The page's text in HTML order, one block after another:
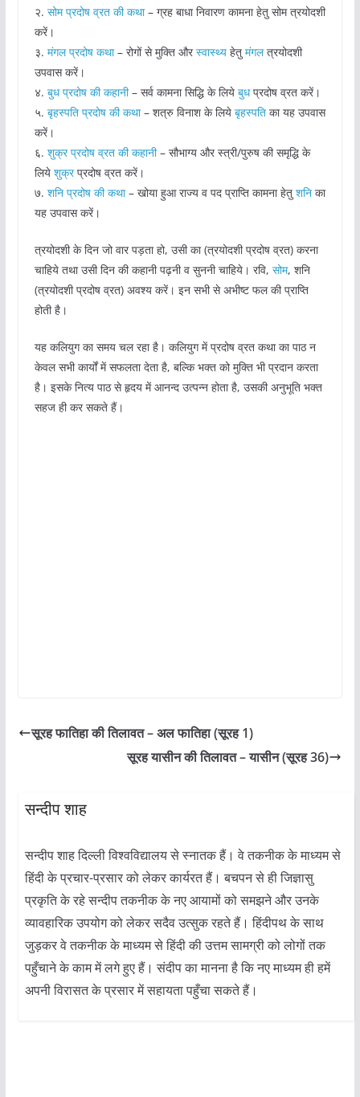
२. सोम प्रदोष व्रत की कथा– ग्रह बाधा निवारण कामना हेतु सोम त्रयोदशी
करें।
३. मंगल प्रदोष कथा– रोगों से मुक्ति औरस्वास्थ्यहेतु मंगलत्रयोदशी
उपवास करें।
४. बुध प्रदोष की कहानी– सर्व कामना सिद्धि के लिये बुधप्रदोष व्रत करें।
५. बृहस्पति प्रदोष की कथा– शत्रु विनाश के लिये बृहस्पतिका यह उपवास
करें।
६. शुक्र प्रदोष व्रत की कहानी– सौभाग्य और स्त्री/पुरुष की समृद्धि के
लिये शुक्रप्रदोष व्रत करें।
७. शनि प्रदोष की कथा– खोया हुआ राज्य व पद प्राप्ति कामना हेतु शनिका
यह उपवास करें।
त्रयोदशी के दिन जो वार पड़ता हो, उसी का (त्रयोदशी प्रदोष व्रत) करना
चाहिये तथा उसी दिन की कहानी पढ़नी व सुननी चाहिये। रवि, सोम, शनि
(त्रयोदशी प्रदोष व्रत) अवश्य करें। इन सभी से अभीष्ट फल की प्राप्ति
होती है।
यह कलियुग का समय चल रहा है। कलियुग में प्रदोष व्रत कथा का पाठ न
केवल सभी कार्यों में सफलता देता है, बल्कि भक्त को मुक्ति भी प्रदान करता
है। इसके नित्य पाठ से हृदय में आनन्द उत्पन्न होता है, उसकी अनुभूति भक्त
सहज ही कर सकते हैं।
सूरह फातिहा की तिलावत – अल फातिहा (सूरह 1)
सूरह यासीन की तिलावत – यासीन (सूरह 36)
सन्दीप शाह
सन्दीप शाह दिल्ली विश्वविद्यालय से स्नातक हैं। वे तकनीक के माध्यम से
हिंदी के प्रचार-प्रसार को लेकर कार्यरत हैं। बचपन से ही जिज्ञासु
प्रकृति के रहे सन्दीप तकनीक के नए आयामों को समझने और उनके
व्यावहारिक उपयोग को लेकर सदैव उत्सुक रहते हैं। हिंदीपथ के साथ
जुड़कर वे तकनीक के माध्यम से हिंदी की उत्तम सामग्री को लोगों तक
पहुँचाने के काम में लगे हुए हैं। संदीप का मानना है कि नए माध्यम ही हमें
अपनी विरासत के प्रसार में सहायता पहुँचा सकते हैं।